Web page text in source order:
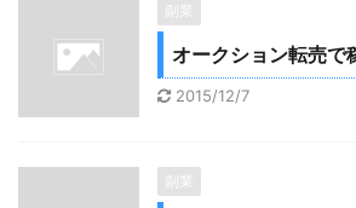
副業
オークション転売で
2015/12/7
副業